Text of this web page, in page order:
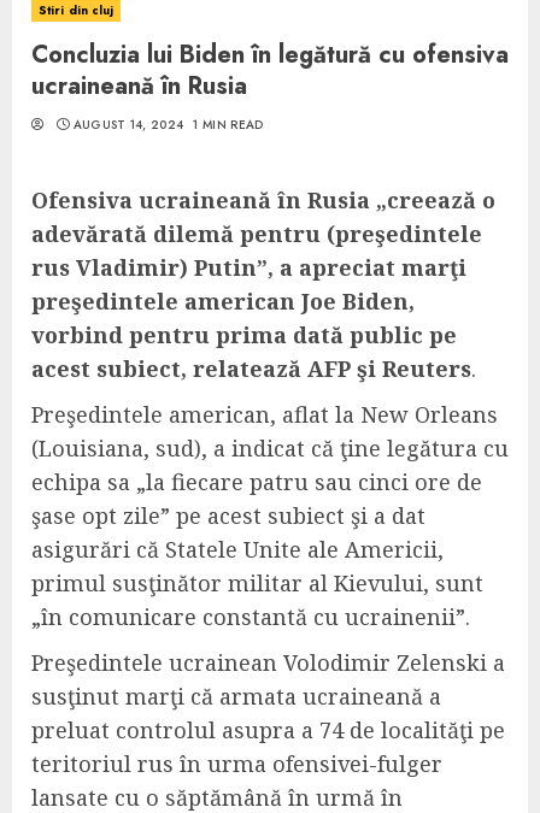
Stiri din cluj
Concluzia lui Biden în legătură cu ofensiva
ucraineană în Rusia
AUGUST 14, 2024 1 MIN READ
Ofensiva ucraineană în Rusia „creează o
adevărată dilemă pentru (preşedintele
rus Vladimir) Putin”, a apreciat marţi
preşedintele american Joe Biden,
vorbind pentru prima dată public pe
acest subiect, relatează AFP şi Reuters.
Preşedintele american, aflat la New Orleans
(Louisiana, sud), a indicat că ţine legătura cu
echipa sa „la fiecare patru sau cinci ore de
şase opt zile” pe acest subiect şi a dat
asigurări că Statele Unite ale Americii,
primul susţinător militar al Kievului, sunt
„în comunicare constantă cu ucrainenii”.
Preşedintele ucrainean Volodimir Zelenski a
susţinut marţi că armata ucraineană a
preluat controlul asupra a 74 de localităţi pe
teritoriul rus în urma ofensivei-fulger
lansate cu o săptămână în urmă în